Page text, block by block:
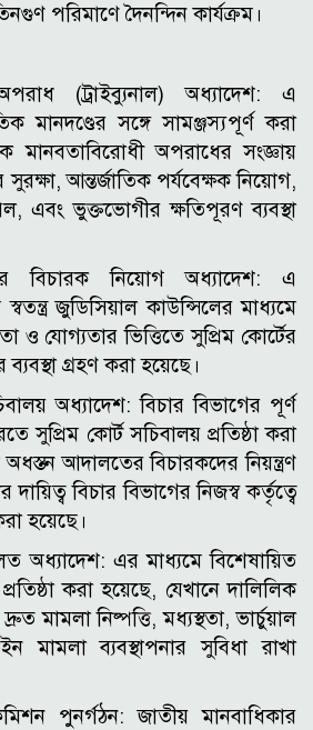
পরিমাণে দৈনন্দিন কার্যক্রম।
(ট্রাইব্যুনাল) অধ্যাদেশ: এ
মানদণ্ডের সঙ্গে সামঞ্জস্যপূর্ণ করা
মানবতাবিরোধী অপরাধের সংজ্ঞায়
সুরক্ষা, আন্তর্জাতিক পর্যবেক্ষক নিয়োগ,
এবং ভুক্তভোগীর ক্ষতিপূরণ ব্যবস্থা
বিচারক নিয়োগ অধ্যাদেশ: এ
জুডিসিয়াল কাউন্সিলের মাধ্যমে
ও যোগ্যতার ভিত্তিতে সুপ্রিম কোর্টের
গ্রহণ করা হয়েছে।
অধ্যাদেশ: বিচার বিভাগের পূর্ণ
সুপ্রিম কোর্ট সচিবালয় প্রতিষ্ঠা করা
আদালতের বিচারকদের নিয়ন্ত্রণ
দায়িত্ব বিচার বিভাগের নিজস্ব কর্তৃত্বে
হয়েছে।
অধ্যাদেশ: এর মাধ্যমে বিশেষায়িত
করা হয়েছে, যেখানে দালিলিক
মামলা নিষ্পত্তি, মধ্যস্থতা, ভার্চুয়াল
মামলা ব্যবস্থাপনার সুবিধা রাখা
পুনর্গঠন: জাতীয় মানবাধিকার